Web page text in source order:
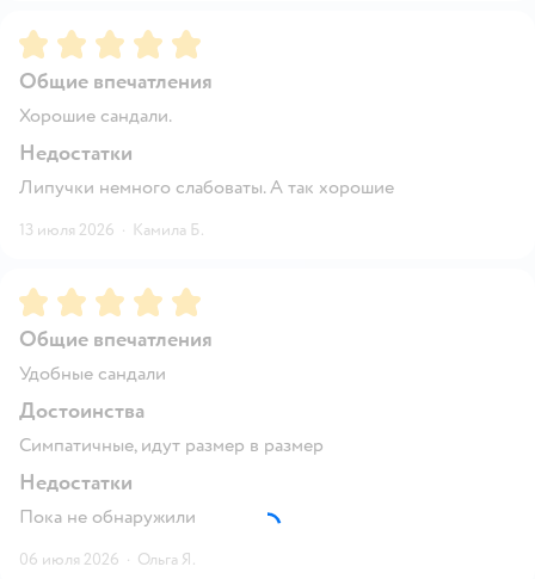
Рейтинг:5
Общие впечатления
Хорошие сандали.
Недостатки
Липучки немного слабоваты. А так хорошие
13 июля 2026 · Камила Б.
Рейтинг:5
Общие впечатления
Удобные сандали
Достоинства
Симпатичные, идут размер в размер
Недостатки
Пока не обнаружили
06 июля 2026 · Ольга Я.